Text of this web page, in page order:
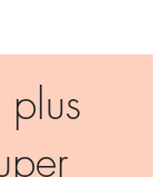
plus